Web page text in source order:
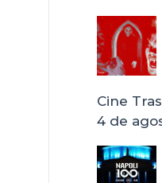
Cine
4 de